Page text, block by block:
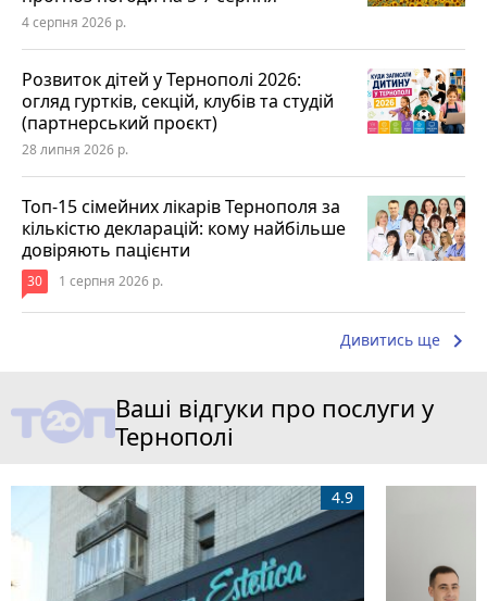
4 серпня 2026 р.
Розвиток дітей у Тернополі 2026:
огляд гуртків, секцій, клубів та студій
(партнерський проєкт)
28 липня 2026 р.
Топ-15 сімейних лікарів Тернополя за
кількістю декларацій: кому найбільше
довіряють пацієнти
30 1 серпня 2026 р.
Дивитись ще keyboard_arrow_right
Ваші відгуки про послуги у
Тернополі
4.9